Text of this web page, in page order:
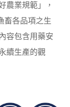
農業規範」，
畜各品項之生
容包含用藥安
續生產的觀